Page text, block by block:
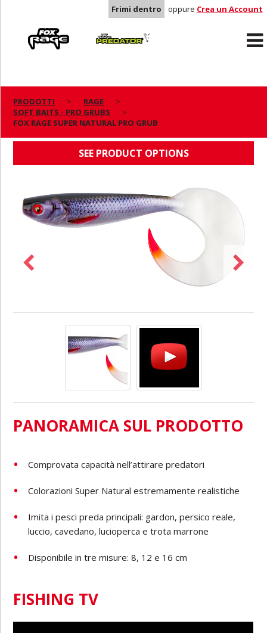
Frimi dentro oppure Crea un Account
Predator
PRODOTTI
RAGE
SOFT BAITS - PRO GRUBS
FOX RAGE SUPER NATURAL PRO GRUB
FOX RAGE SUPER NATURAL PRO GRUB
SEE PRODUCT OPTIONS
PANORAMICA SUL PRODOTTO
Comprovata capacità nell’attirare predatori
Colorazioni Super Natural estremamente realistiche
Imita i pesci preda principali: gardon, persico reale,
luccio, cavedano, lucioperca e trota marrone
Disponibile in tre misure: 8, 12 e 16 cm
FISHING TV